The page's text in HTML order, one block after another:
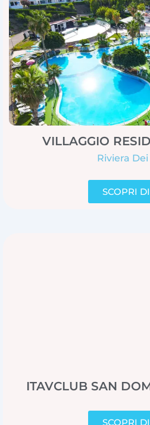
VILLAGGIO
Riviera
SCOPRI
ITAVCLUB SAN
SCOPRI